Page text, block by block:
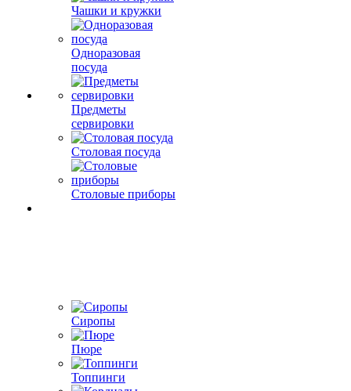
Чашки и кружки
Одноразовая
посуда
Предметы
сервировки
Столовая посуда
Столовые приборы
Сиропы
Пюре
Топпинги